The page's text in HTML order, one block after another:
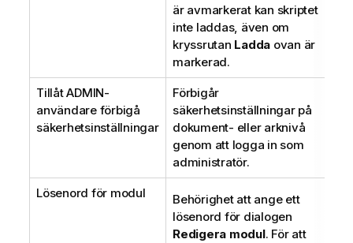
är avmarkerat kan skriptet
inte laddas, även om
kryssrutan Ladda ovan är
markerad.
Tillåt ADMIN-
användare förbigå
säkerhetsinställningar
Förbigår
säkerhetsinställningar på
dokument- eller arknivå
genom att logga in som
administratör.
Lösenord för modul
Behörighet att ange ett
lösenord för dialogen
Redigera modul. För att